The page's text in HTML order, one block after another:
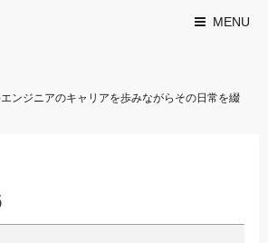
MENU
ンジニアのキャリアを歩みながらその日常を綴